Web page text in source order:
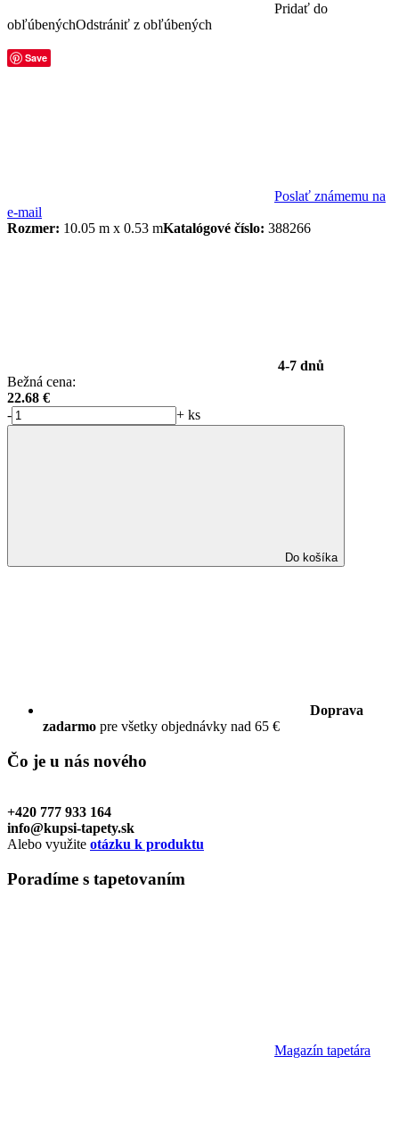
Pridať do
obľúbenýchOdstrániť z obľúbených
Save
Poslať známemu na
e-mail
Rozmer: 10.05 m x 0.53 mKatalógové číslo: 388266
4-7 dnů
Bežná cena:
22.68 €
-
+ ks
Do košíka
Doprava
zadarmo pre všetky objednávky nad 65 €
Čo je u nás nového
+420 777 933 164
info@kupsi-tapety.sk
Alebo využite otázku k produktu
Poradíme s tapetovaním
Magazín tapetára